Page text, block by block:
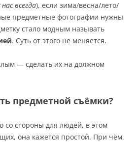
всегда), если зима/весна/лето/
предметные фотографии нужны
стало модным называть
. Суть от этого не меняется.
— сделать их на должном
предметной съёмки?
со стороны для людей, в этом
она кажется простой. При чём,